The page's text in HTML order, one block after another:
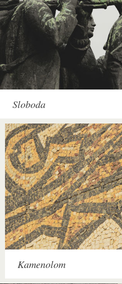
Sloboda
Kamenolom